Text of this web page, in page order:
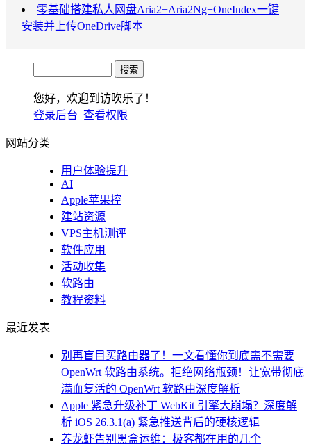
零基础搭建私人网盘Aria2+Aria2Ng+OneIndex一键
安装并上传OneDrive脚本
您好，欢迎到访吹乐了！
登录后台 查看权限
网站分类
用户体验提升
AI
Apple苹果控
建站资源
VPS主机测评
软件应用
活动收集
软路由
教程资料
最近发表
别再盲目买路由器了！一文看懂你到底需不需要
OpenWrt 软路由系统。拒绝网络瓶颈！让宽带彻底
满血复活的 OpenWrt 软路由深度解析
Apple 紧急升级补丁 WebKit 引擎大崩塌？深度解
析 iOS 26.3.1(a) 紧急推送背后的硬核逻辑
养龙虾告别黑盒运维：极客都在用的几个